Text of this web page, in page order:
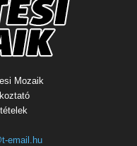
Mozaik
email.hu